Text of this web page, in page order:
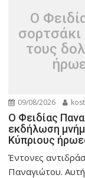
Ο
τους
09/08/2026
Ο Φειδίας
εκδήλωση
Κύπριους
Έντονες
Παναγιώτου.